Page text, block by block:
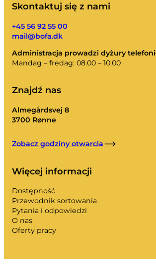
Skontaktuj się z nami
+45 56 92 55 00
mail@bofa.dk
Administracja prowadzi dyżury
Mandag – fredag: 08.00 – 10.00
Znajdź nas
Almegårdsvej 8
3700 Rønne
Zobacz godziny otwarcia
Więcej informacji
Dostępność
Przewodnik sortowania
Pytania i odpowiedzi
O nas
Oferty pracy